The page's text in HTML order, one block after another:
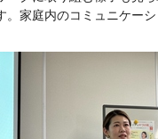
家庭内のコミュニケー